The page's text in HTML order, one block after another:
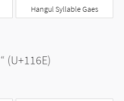
Hangul Syllable Gaes
“ (U+116E)